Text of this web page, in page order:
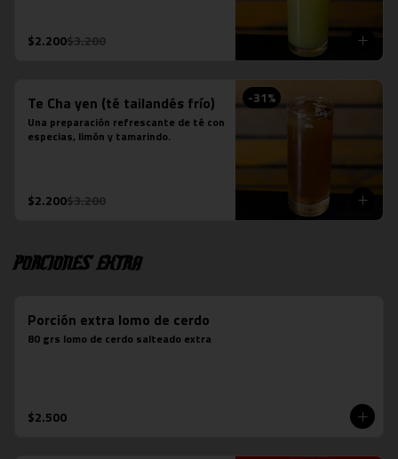
$2.200$3.200
-31%
Te Cha yen (té tailandés frío)
Una preparación refrescante de té con
especias, limón y tamarindo.
$2.200$3.200
Porciones Extra
Porción extra lomo de cerdo
80 grs lomo de cerdo salteado extra
$2.500